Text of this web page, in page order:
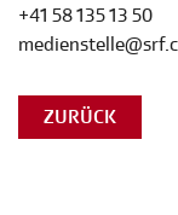
+41 58 135 13 50
ZURÜCK